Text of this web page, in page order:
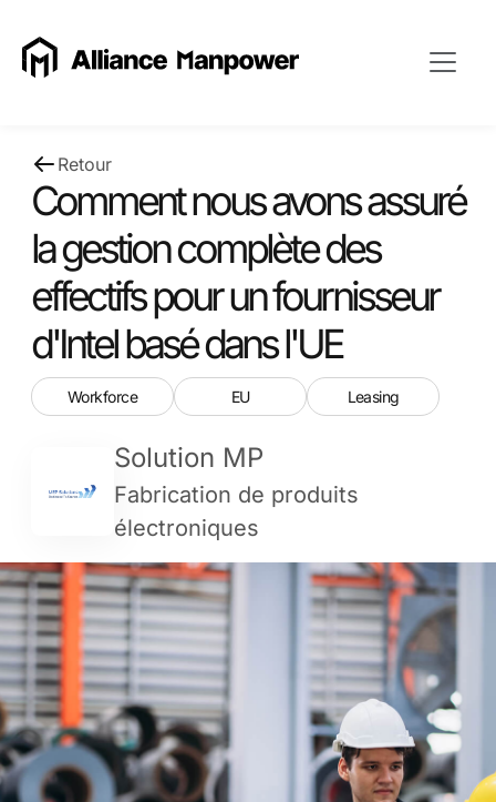
Retour
Comment nous avons assuré
la gestion complète des
effectifs pour un fournisseur
d'Intel basé dans l'UE
Workforce EU Leasing
Solution MP
Fabrication de produits
électroniques